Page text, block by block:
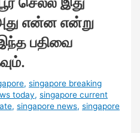
என்ன என்று
பதிவை
,singapore breaking
today,singapore current
,singapore news,singapore